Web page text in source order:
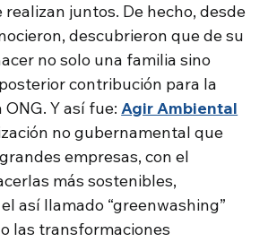
juntos. De hecho, desde
descubrieron que de su
no solo una familia sino
contribución para la
ONG. Y así fue:Agir Ambiental
no gubernamental que
empresas, con el
más sostenibles,
así llamado “greenwashing”
las transformaciones